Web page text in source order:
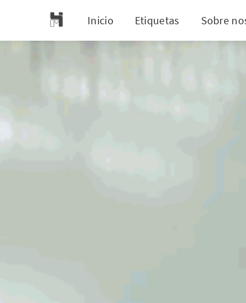
Inicio Etiquetas Sobre